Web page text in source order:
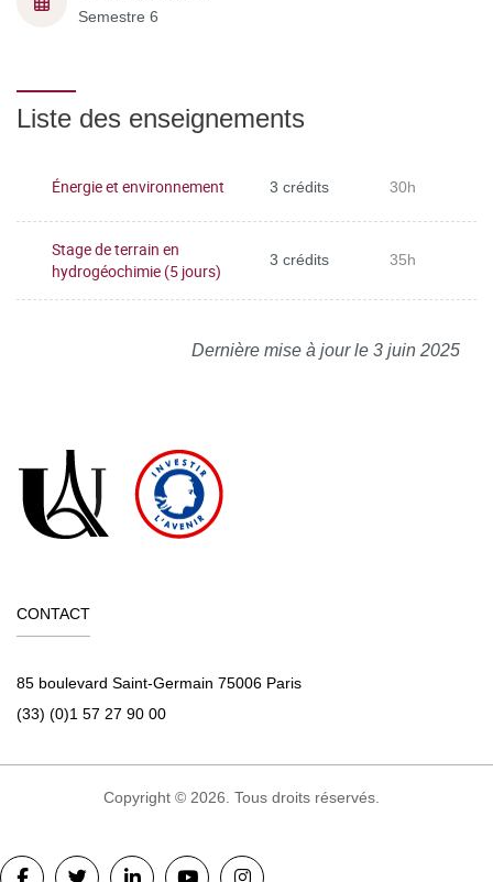
Semestre 6
Liste des enseignements
Énergie et environnement 3 crédits 30h
Stage de terrain en
hydrogéochimie (5 jours)
3 crédits 35h
Dernière mise à jour le 3 juin 2025
CONTACT
85 boulevard Saint-Germain 75006 Paris
(33) (0)1 57 27 90 00
Copyright © 2026. Tous droits réservés.